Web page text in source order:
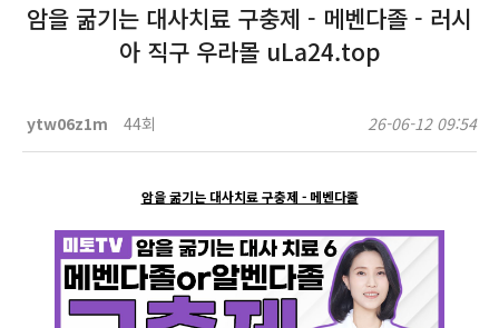
암을 굶기는 대사치료 구충제 - 메벤다졸 - 러시
아 직구 우라몰 uLa24.top
ytw06z1m 44회 26-06-12 09:54
암을 굶기는 대사치료 구충제 - 메벤다졸